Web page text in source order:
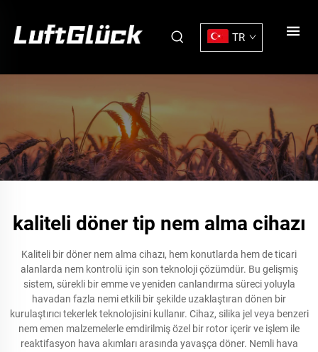
TR
kaliteli döner tip nem alma cihazı
Kaliteli bir döner nem alma cihazı, hem konutlarda hem de ticari
alanlarda nem kontrolü için son teknoloji çözümdür. Bu gelişmiş
sistem, sürekli bir emme ve yeniden canlandırma süreci yoluyla
havadan fazla nemi etkili bir şekilde uzaklaştıran dönen bir
kurulaştırıcı tekerlek teknolojisini kullanır. Cihaz, silika jel veya benzeri
nem emen malzemelerle emdirilmiş özel bir rotor içerir ve işlem ile
reaktifasyon hava akımları arasında yavaşça döner. Nemli hava